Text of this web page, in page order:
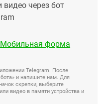
через бот
Мобильная форма
Telegram. После
и напишите нам. Для
скрепки, выберите
видео в памяти устройства и